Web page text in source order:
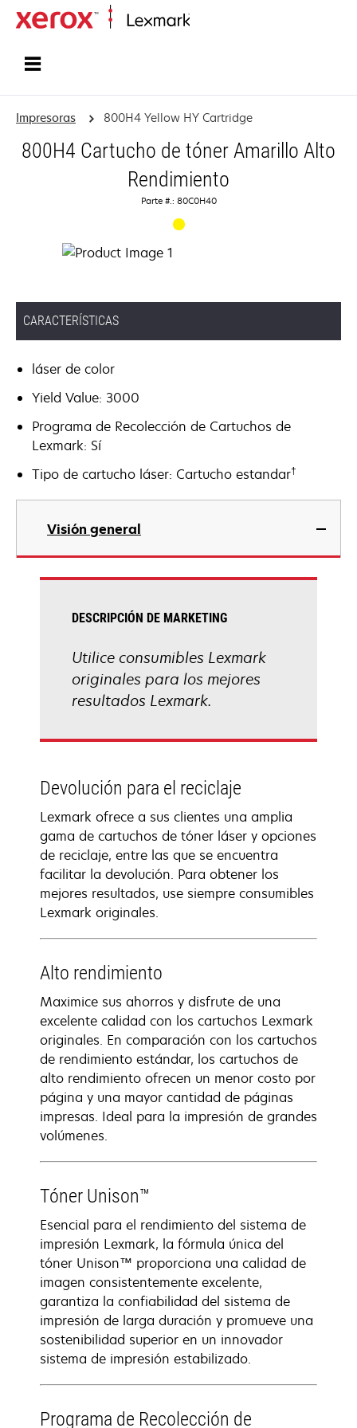
Impresoras 800H4 Yellow HY Cartridge
800H4 Cartucho de tóner Amarillo Alto
Rendimiento
Parte #.: 80C0H40
CARACTERÍSTICAS
láser de color
Yield Value: 3000
Programa de Recolección de Cartuchos de
Lexmark: Sí
Tipo de cartucho láser: Cartucho estandar†
Visión general
DESCRIPCIÓN DE MARKETING
Utilice consumibles Lexmark
originales para los mejores
resultados Lexmark.
Devolución para el reciclaje
Lexmark ofrece a sus clientes una amplia
gama de cartuchos de tóner láser y opciones
de reciclaje, entre las que se encuentra
facilitar la devolución. Para obtener los
mejores resultados, use siempre consumibles
Lexmark originales.
Alto rendimiento
Maximice sus ahorros y disfrute de una
excelente calidad con los cartuchos Lexmark
originales. En comparación con los cartuchos
de rendimiento estándar, los cartuchos de
alto rendimiento ofrecen un menor costo por
página y una mayor cantidad de páginas
impresas. Ideal para la impresión de grandes
volúmenes.
Tóner Unison™
Esencial para el rendimiento del sistema de
impresión Lexmark, la fórmula única del
tóner Unison™ proporciona una calidad de
imagen consistentemente excelente,
garantiza la confiabilidad del sistema de
impresión de larga duración y promueve una
sostenibilidad superior en un innovador
sistema de impresión estabilizado.
Programa de Recolección de